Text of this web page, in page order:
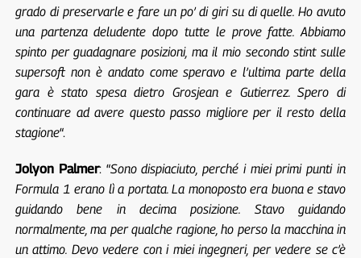
grado di preservarle e fare un po’ di giri su di quelle. Ho avuto
una partenza deludente dopo tutte le prove fatte. Abbiamo
spinto per guadagnare posizioni, ma il mio secondo stint sulle
supersoft non è andato come speravo e l’ultima parte della
gara è stato spesa dietro Grosjean e Gutierrez. Spero di
continuare ad avere questo passo migliore per il resto della
stagione“.
Jolyon Palmer: “Sono dispiaciuto, perché i miei primi punti in
Formula 1 erano lì a portata. La monoposto era buona e stavo
guidando bene in decima posizione. Stavo guidando
normalmente, ma per qualche ragione, ho perso la macchina in
un attimo. Devo vedere con i miei ingegneri, per vedere se c’è